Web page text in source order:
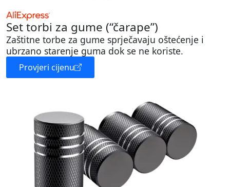
Set torbi za gume (“čarape”)
Zaštitne torbe za gume sprječavaju oštećenje i
ubrzano starenje guma dok se ne koriste.
Provjeri cijenu